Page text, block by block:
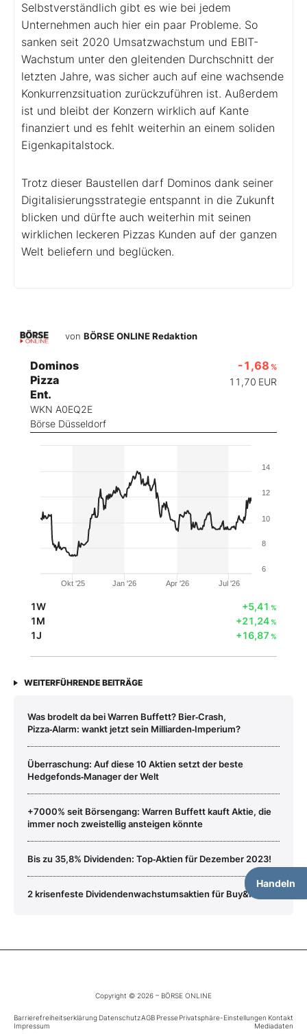
Selbstverständlich gibt es wie bei jedem
Unternehmen auch hier ein paar Probleme. So
sanken seit 2020 Umsatzwachstum und EBIT-
Wachstum unter den gleitenden Durchschnitt der
letzten Jahre, was sicher auch auf eine wachsende
Konkurrenzsituation zurückzuführen ist. Außerdem
ist und bleibt der Konzern wirklich auf Kante
finanziert und es fehlt weiterhin an einem soliden
Eigenkapitalstock.
Trotz dieser Baustellen darf Dominos dank seiner
Digitalisierungsstrategie entspannt in die Zukunft
blicken und dürfte auch weiterhin mit seinen
wirklichen leckeren Pizzas Kunden auf der ganzen
Welt beliefern und beglücken.
von BÖRSE ONLINE Redaktion
Dominos
Pizza
Ent.
WKN A0EQ2E
Börse Düsseldorf
-1,68 %
11,70 EUR
Handeln
Okt '25 Jan '26 Apr '26 Jul '26
6
8
10
12
14
1W +5,41 %
1M +21,24%
1J +16,87 %
WEITERFÜHRENDE BEITRÄGE
Was brodelt da bei Warren Buffett? Bier‑Crash,
Pizza‑Alarm: wankt jetzt sein Milliarden‑Imperium?
Überraschung: Auf diese 10 Aktien setzt der beste
Hedgefonds‑Manager der Welt
+7000% seit Börsengang: Warren Buffett kauft Aktie, die
immer noch zweistellig ansteigen könnte
Bis zu 35,8% Dividenden: Top‑Aktien für Dezember 2023!
2 krisenfeste Dividendenwachstumsaktien für Buy&Hold
Copyright © 2026 – BÖRSE ONLINE
Barrierefreiheitserklärung DatenschutzAGB PressePrivatsphäre-Einstellungen Kontakt
Impressum
Mediadaten